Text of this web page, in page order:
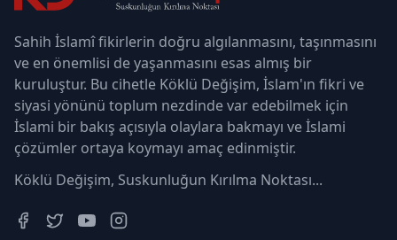
Sahih İslamî fikirlerin doğru algılanmasını, taşınmasını
ve en önemlisi de yaşanmasını esas almış bir
kuruluştur. Bu cihetle Köklü Değişim, İslam'ın fikri ve
siyasi yönünü toplum nezdinde var edebilmek için
İslami bir bakış açısıyla olaylara bakmayı ve İslami
çözümler ortaya koymayı amaç edinmiştir.
Köklü Değişim, Suskunluğun Kırılma Noktası...